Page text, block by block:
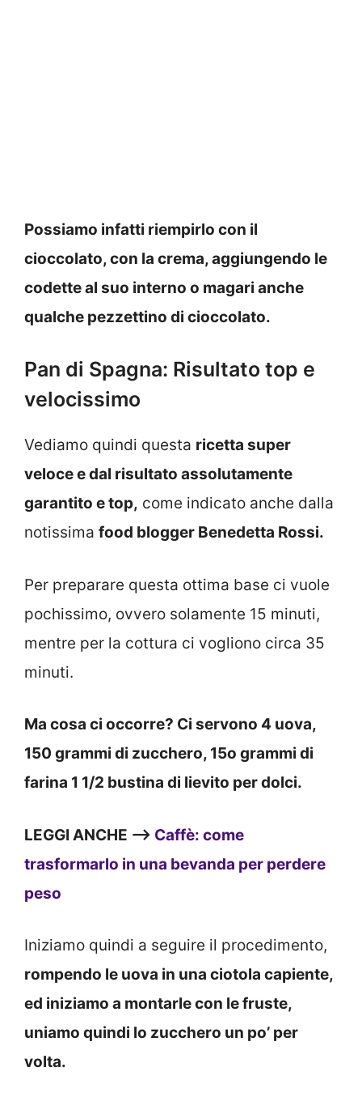
Possiamo infatti riempirlo con il
cioccolato, con la crema, aggiungendo le
codette al suo interno o magari anche
qualche pezzettino di cioccolato.
Pan di Spagna: Risultato top e
velocissimo
Vediamo quindi questa ricetta super
veloce e dal risultato assolutamente
garantito e top, come indicato anche dalla
notissima food blogger Benedetta Rossi.
Per preparare questa ottima base ci vuole
pochissimo, ovvero solamente 15 minuti,
mentre per la cottura ci vogliono circa 35
minuti.
Ma cosa ci occorre? Ci servono 4 uova,
150 grammi di zucchero, 15o grammi di
farina 1 1/2 bustina di lievito per dolci.
LEGGI ANCHE —> Caffè: come
trasformarlo in una bevanda per perdere
peso
Iniziamo quindi a seguire il procedimento,
rompendo le uova in una ciotola capiente,
ed iniziamo a montarle con le fruste,
uniamo quindi lo zucchero un po’ per
volta.